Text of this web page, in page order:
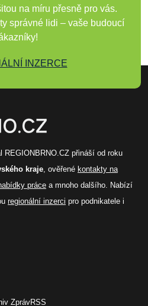
na míru přesně pro vás.
správné lidi – vaše budoucí
INZERCE
REGIONBRNO.CZ přináší od roku
kraje, ověřené kontakty na
práce a mnoho dalšího. Nabízí
regionální inzerci pro podnikatele i
ZprávRSS